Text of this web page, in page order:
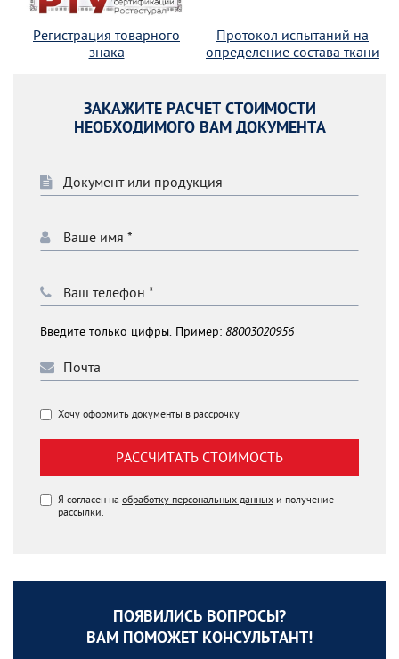
Регистрация товарного
знака
Протокол испытаний на
определение состава ткани
ЗАКАЖИТЕ РАСЧЕТ СТОИМОСТИ
НЕОБХОДИМОГО ВАМ ДОКУМЕНТА
Введите только цифры. Пример: 88003020956
Хочу оформить документы в рассрочку
РАССЧИТАТЬ СТОИМОСТЬ
Я согласен на обработку персональных данных и получение
рассылки.
ПОЯВИЛИСЬ ВОПРОСЫ?
ВАМ ПОМОЖЕТ КОНСУЛЬТАНТ!